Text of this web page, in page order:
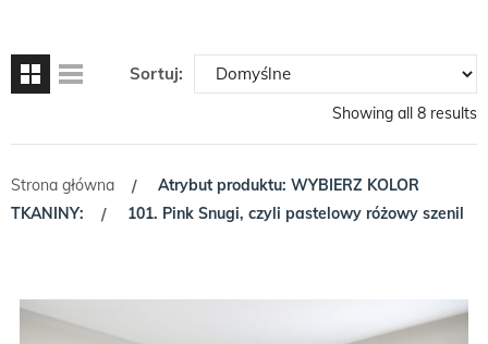
Sortuj:
Showing all 8 results
Strona główna /
Atrybut produktu: WYBIERZ KOLOR
TKANINY:
/ 101. Pink Snugi, czyli pastelowy różowy szenil